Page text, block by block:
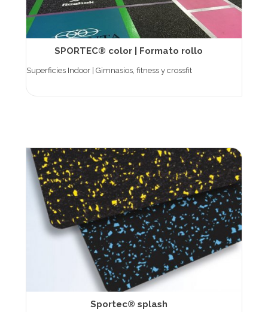
SPORTEC® color | Formato rollo
Superficies Indoor | Gimnasios, fitness y crossfit
Sportec® splash